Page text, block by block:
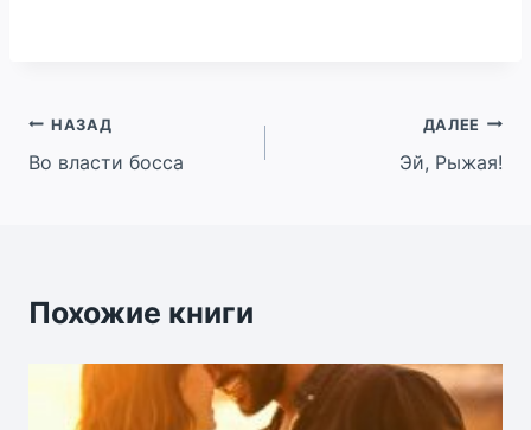
Навигация
по
НАЗАД
Во власти босса
ДАЛЕЕ
Эй, Рыжая!
Похожие книги